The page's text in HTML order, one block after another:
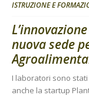
ISTRUZIONE E
nuova sede
I laboratori sono
anche la startup